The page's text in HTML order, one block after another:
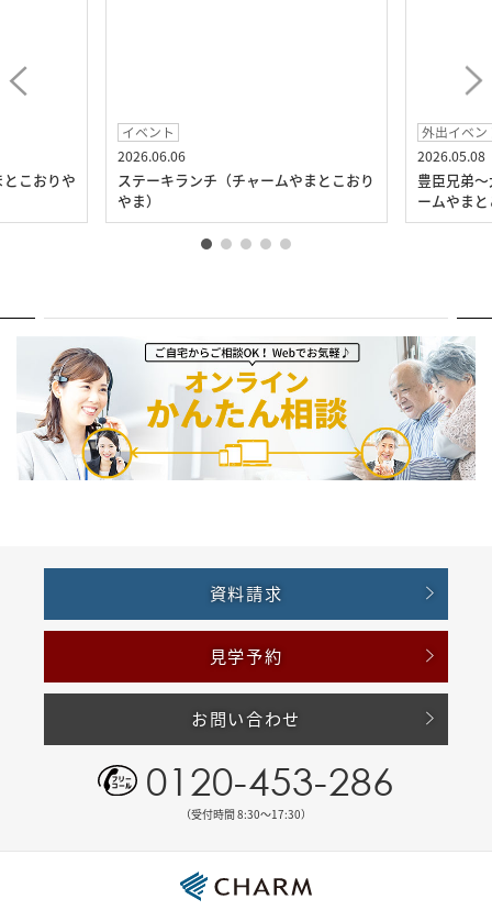
ステーキランチ（チャームやまとこおり
豊臣兄弟～大河ドラマ館へ
ームやまとこおりやま）
資料請求
見学予約
お問い合わせ
0120-453-286
（受付時間 8:30〜17:30）